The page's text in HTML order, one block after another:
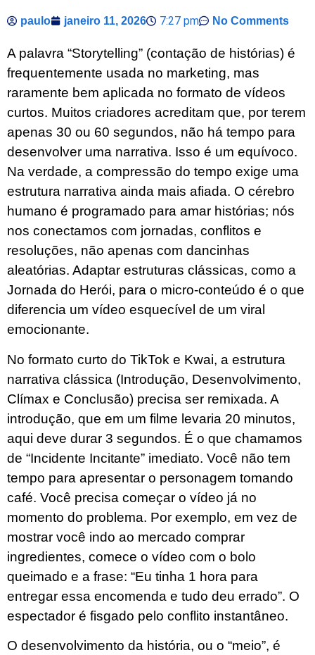
paulo janeiro 11, 2026 7:27 pm No Comments
A palavra “Storytelling” (contação de histórias) é
frequentemente usada no marketing, mas
raramente bem aplicada no formato de vídeos
curtos. Muitos criadores acreditam que, por terem
apenas 30 ou 60 segundos, não há tempo para
desenvolver uma narrativa. Isso é um equívoco.
Na verdade, a compressão do tempo exige uma
estrutura narrativa ainda mais afiada. O cérebro
humano é programado para amar histórias; nós
nos conectamos com jornadas, conflitos e
resoluções, não apenas com dancinhas
aleatórias. Adaptar estruturas clássicas, como a
Jornada do Herói, para o micro-conteúdo é o que
diferencia um vídeo esquecível de um viral
emocionante.
No formato curto do TikTok e Kwai, a estrutura
narrativa clássica (Introdução, Desenvolvimento,
Clímax e Conclusão) precisa ser remixada. A
introdução, que em um filme levaria 20 minutos,
aqui deve durar 3 segundos. É o que chamamos
de “Incidente Incitante” imediato. Você não tem
tempo para apresentar o personagem tomando
café. Você precisa começar o vídeo já no
momento do problema. Por exemplo, em vez de
mostrar você indo ao mercado comprar
ingredientes, comece o vídeo com o bolo
queimado e a frase: “Eu tinha 1 hora para
entregar essa encomenda e tudo deu errado”. O
espectador é fisgado pelo conflito instantâneo.
O desenvolvimento da história, ou o “meio”, é